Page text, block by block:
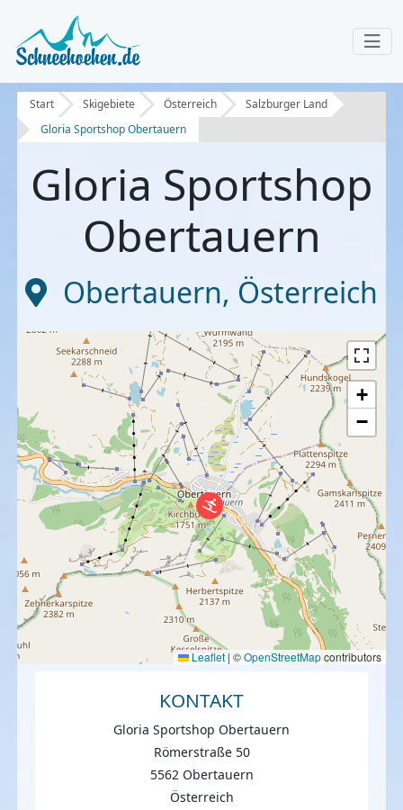
Start Skigebiete Österreich
Salzburger Land
Gloria Sportshop Obertauern
Gloria Sportshop
Obertauern
Obertauern, Österreich
+
−
Leaflet | ©OpenStreetMapcontributors
KONTAKT
Gloria Sportshop Obertauern
Römerstraße 50
5562 Obertauern
Österreich